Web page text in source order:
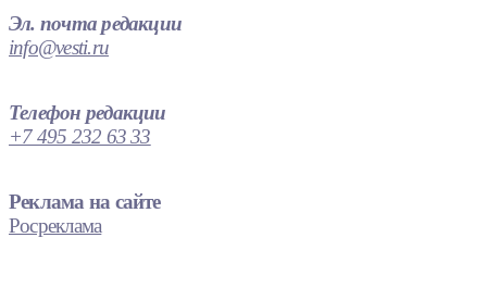
Эл. почта редакции
info@vesti.ru
Телефон редакции
+7 495 232 63 33
Реклама на сайте
Росреклама